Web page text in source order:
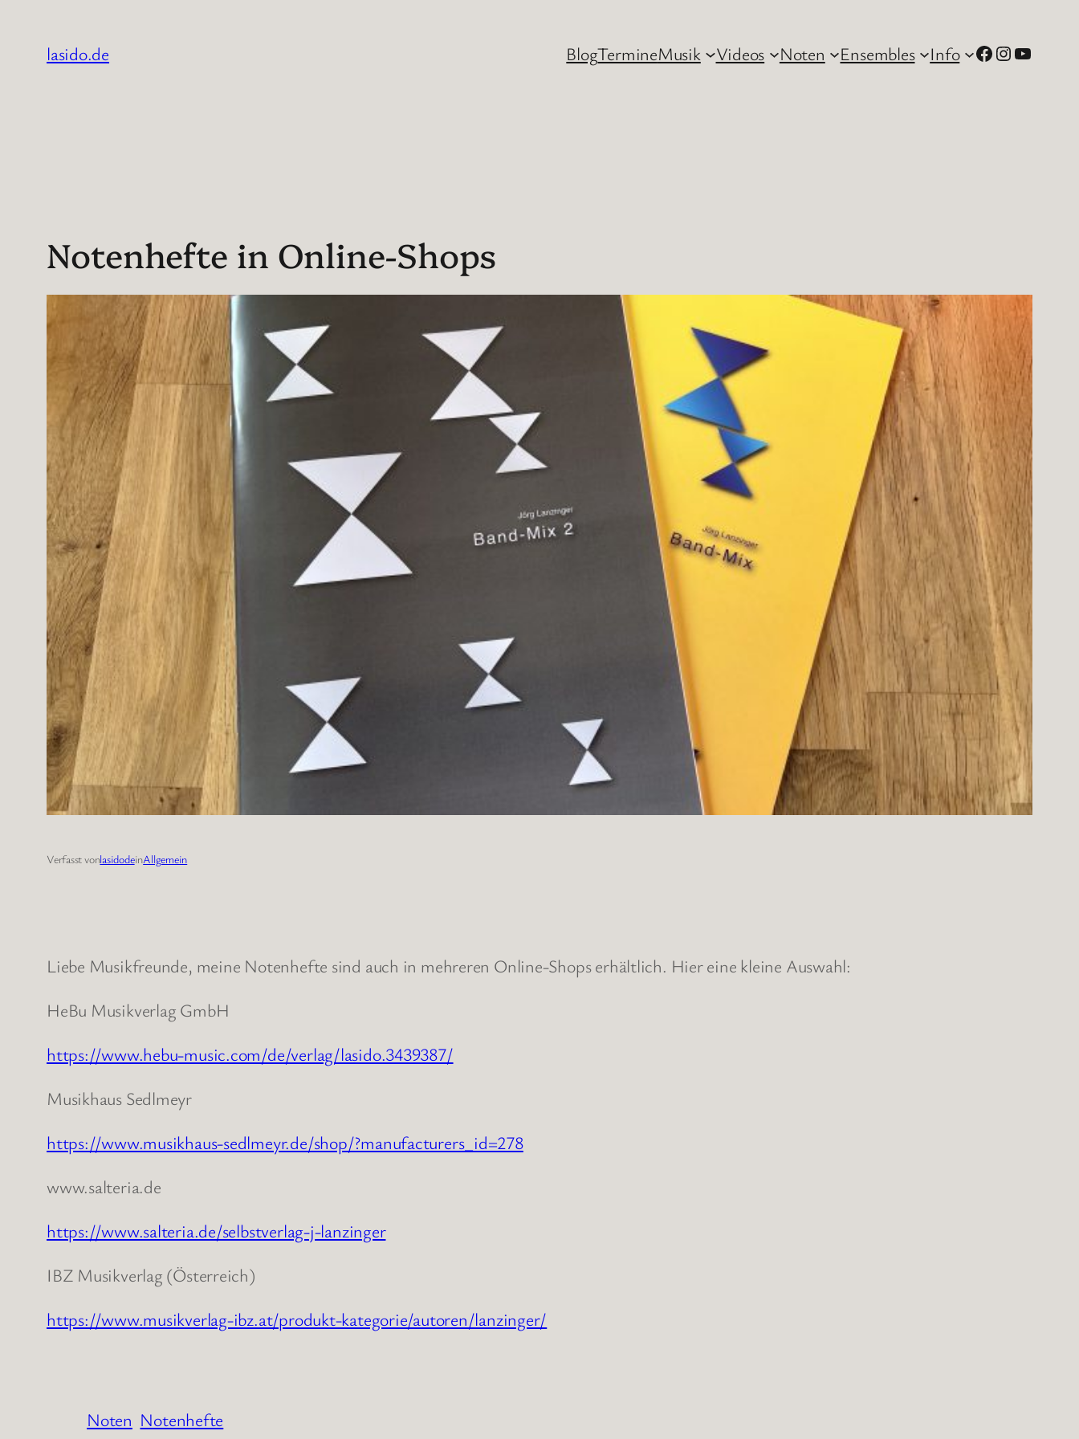
lasido.de BlogTermineMusik Videos Noten Ensembles Info Facebook
Instagram
YouTube
Notenhefte in Online-Shops
Verfasst vonlasidodeinAllgemein
Liebe Musikfreunde, meine Notenhefte sind auch in mehreren Online-Shops erhältlich. Hier eine kleine Auswahl:
HeBu Musikverlag GmbH
https://www.hebu-music.com/de/verlag/lasido.3439387/
Musikhaus Sedlmeyr
https://www.musikhaus-sedlmeyr.de/shop/?manufacturers_id=278
www.salteria.de
https://www.salteria.de/selbstverlag-j-lanzinger
IBZ Musikverlag (Österreich)
https://www.musikverlag-ibz.at/produkt-kategorie/autoren/lanzinger/
Noten Notenhefte